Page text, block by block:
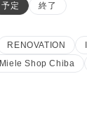
予定
終了
RENOVATION
Miele Shop Chiba